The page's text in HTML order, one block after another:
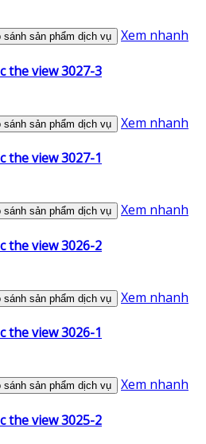
sánh sản phẩm dịch vụ Xem nhanh
the view 3027-3
sánh sản phẩm dịch vụ Xem nhanh
the view 3027-1
sánh sản phẩm dịch vụ Xem nhanh
the view 3026-2
sánh sản phẩm dịch vụ Xem nhanh
the view 3026-1
sánh sản phẩm dịch vụ Xem nhanh
the view 3025-2